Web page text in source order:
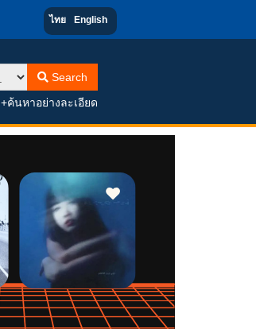
ไทย English
Search
+ค้นหาอย่างละเอียด